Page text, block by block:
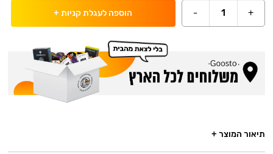
+
1
- הוספה לעגלת קניות +
תיאור המוצר +